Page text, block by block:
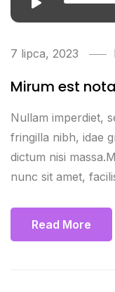
7 lipca, 2023
Mirum est
Nullam imperdiet,
fringilla nibh, idae
dictum nisi
nunc sit amet,
Read More